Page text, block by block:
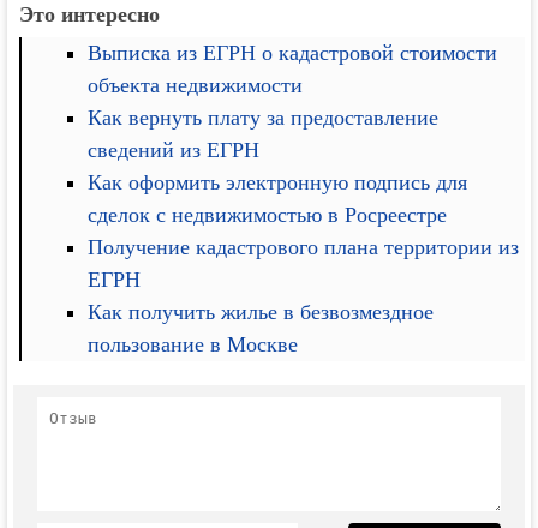
Это интересно
Выписка из ЕГРН о кадастровой стоимости
объекта недвижимости
Как вернуть плату за предоставление
сведений из ЕГРН
Как оформить электронную подпись для
сделок с недвижимостью в Росреестре
Получение кадастрового плана территории из
ЕГРН
Как получить жилье в безвозмездное
пользование в Москве